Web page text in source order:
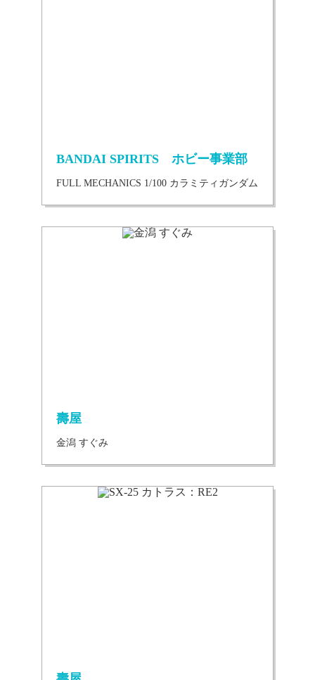
BANDAI SPIRITS ホビー事業部
FULL MECHANICS 1/100 カラミティガンダム
壽屋
金潟 すぐみ